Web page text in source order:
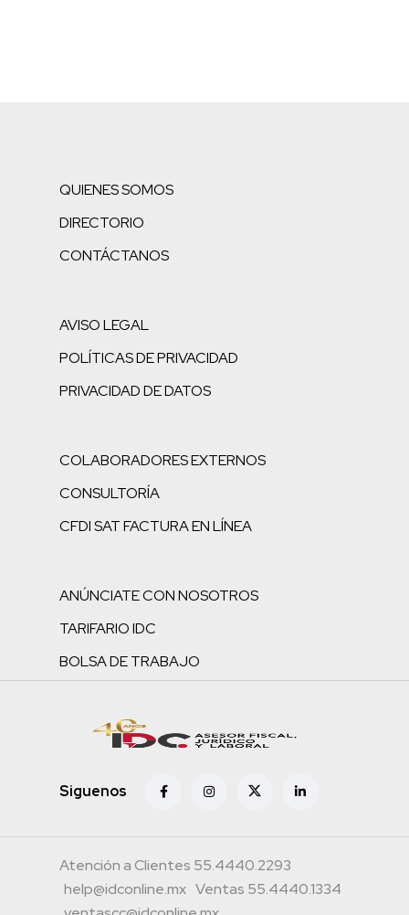
QUIENES SOMOS
DIRECTORIO
CONTÁCTANOS
AVISO LEGAL
POLÍTICAS DE PRIVACIDAD
PRIVACIDAD DE DATOS
COLABORADORES EXTERNOS
CONSULTORÍA
CFDI SAT FACTURA EN LÍNEA
ANÚNCIATE CON NOSOTROS
TARIFARIO IDC
BOLSA DE TRABAJO
Siguenos
Atención a Clientes 55.4440.2293
help@idconline.mx Ventas 55.4440.1334